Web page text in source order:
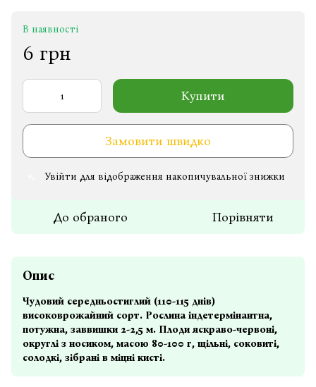
В наявності
6 грн
Купити
Замовити швидко
Увійти для відображення накопичувальної знижки
До обраного Порівняти
Опис
Чудовий середньостиглий (110-115 днів)
високоврожайний сорт. Рослина індетермінантна,
потужна, заввишки 2-2,5 м. Плоди яскраво-червоні,
округлі з носиком, масою 80-100 г, щільні, соковиті,
солодкі, зібрані в міцні кисті.